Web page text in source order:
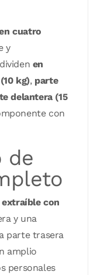
cuatro
y
en
kg), parte
delantera (15
con
de
extraíble con
y una
parte trasera
amplio
personales